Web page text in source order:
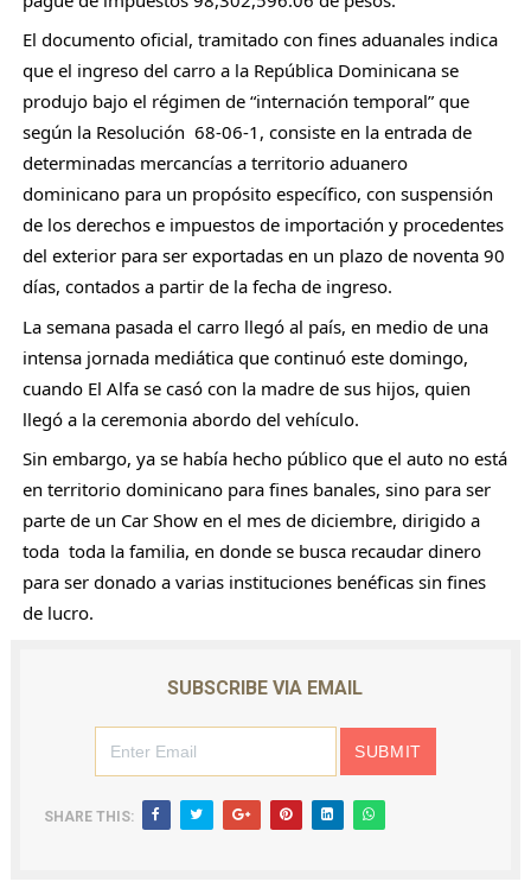
El documento oficial, tramitado con fines aduanales indica
que el ingreso del carro a la República Dominicana se
produjo bajo el régimen de “internación temporal” que
según la Resolución  68-06-1, consiste en la entrada de
determinadas mercancías a territorio aduanero
dominicano para un propósito específico, con suspensión
de los derechos e impuestos de importación y procedentes
del exterior para ser exportadas en un plazo de noventa 90
días, contados a partir de la fecha de ingreso.
La semana pasada el carro llegó al país, en medio de una
intensa jornada mediática que continuó este domingo,
cuando El Alfa se casó con la madre de sus hijos, quien
llegó a la ceremonia abordo del vehículo.
Sin embargo, ya se había hecho público que el auto no está
en territorio dominicano para fines banales, sino para ser
parte de un Car Show en el mes de diciembre, dirigido a
toda  toda la familia, en donde se busca recaudar dinero
para ser donado a varias instituciones benéficas sin fines
de lucro.
SUBSCRIBE VIA EMAIL
SHARE THIS: